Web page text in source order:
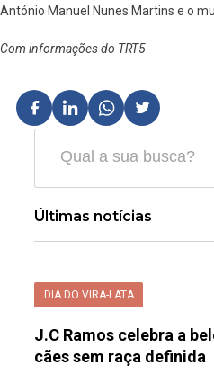
António Manuel Nunes Martins e o
Com informações do TRT5
Últimas notícias
DIA DO VIRA-LATA
J.C Ramos celebra a
cães sem raça definida